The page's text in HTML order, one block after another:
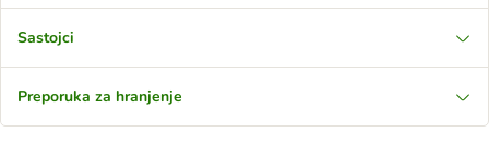
Sastojci
Preporuka za hranjenje